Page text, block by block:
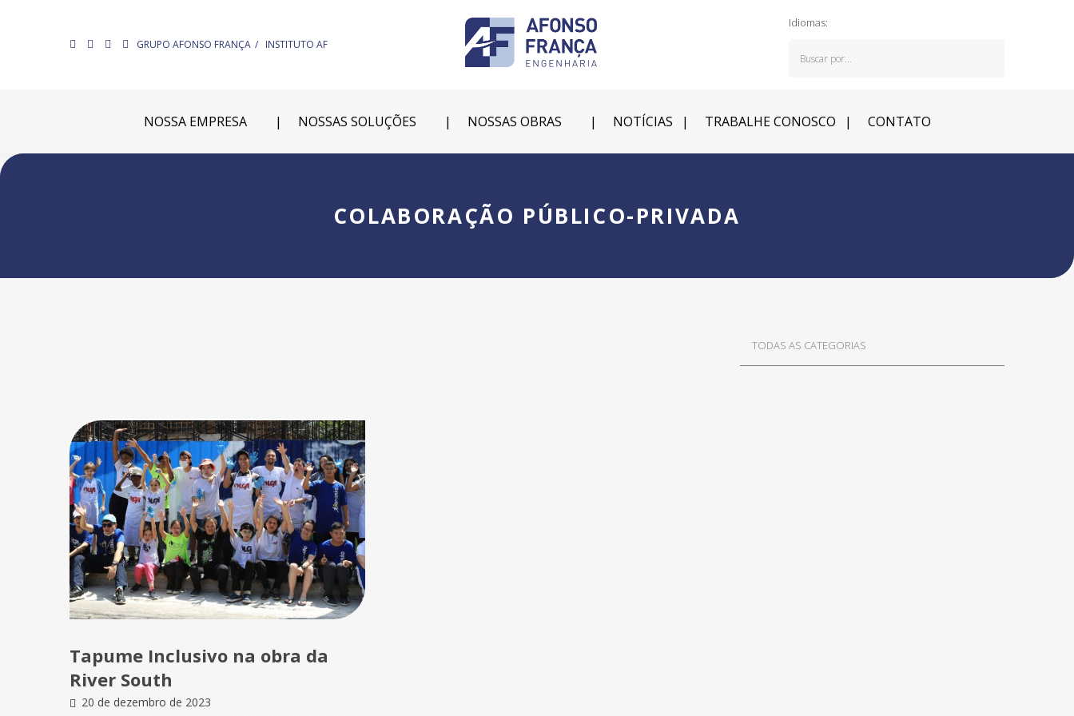
GRUPO AFONSO FRANÇA INSTITUTO AF
Idiomas:
NOSSA EMPRESA NOSSAS SOLUÇÕES NOSSAS OBRAS NOTÍCIAS TRABALHE CONOSCO CONTATO
COLABORAÇÃO PÚBLICO-PRIVADA
Tapume Inclusivo na obra da
River South
20 de dezembro de 2023